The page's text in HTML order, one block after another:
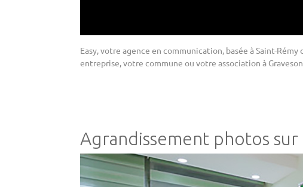
Easy, votre agence en communication, basée à Saint-
entreprise, votre commune ou votre association à
Agrandissement photos